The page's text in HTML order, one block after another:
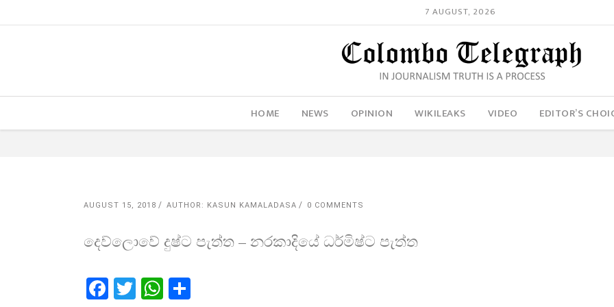
7 AUGUST, 2026
HOME NEWS OPINION WIKILEAKS VIDEO EDITOR’S
AUGUST 15, 2018 AUTHOR: KASUN KAMALADASA 0 COMMENTS
දෙව්ලොවේ දුෂ්ට පැත්ත – නරකාදියේ ධර්මිෂ්ට පැත්ත
Facebook
TwitterWhatsApp